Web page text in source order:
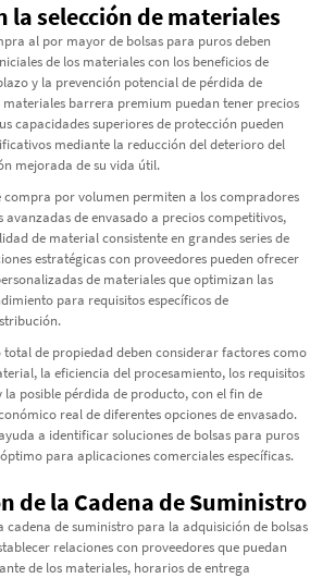
la selección de materiales
al por mayor de bolsas para puros deben
de los materiales con los beneficios de
y la prevención potencial de pérdida de
materiales barrera premium puedan tener precios
capacidades superiores de protección pueden
mediante la reducción del deterioro del
mejorada de su vida útil.
compra por volumen permiten a los compradores
avanzadas de envasado a precios competitivos,
de material consistente en grandes series de
estratégicas con proveedores pueden ofrecer
de materiales que optimizan las
para requisitos específicos de
total de propiedad deben considerar factores como
la eficiencia del procesamiento, los requisitos
posible pérdida de producto, con el fin de
real de diferentes opciones de envasado.
a identificar soluciones de bolsas para puros
para aplicaciones comerciales específicas.
de la Cadena de Suministro
cadena de suministro para la adquisición de bolsas
relaciones con proveedores que puedan
de los materiales, horarios de entrega